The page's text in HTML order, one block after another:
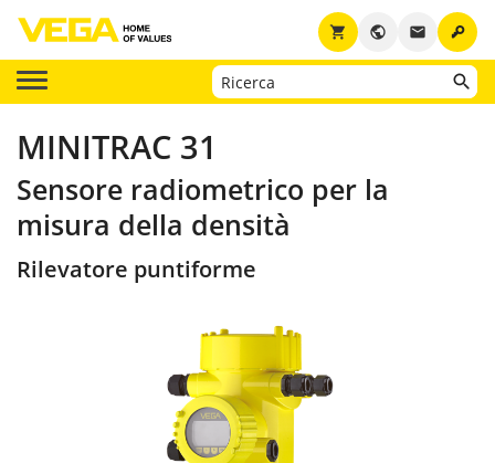
key
email
public
shopping_cart
MINITRAC 31
Sensore radiometrico per la
misura della densità
Rilevatore puntiforme